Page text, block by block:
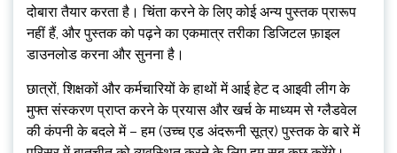
दोबारा तैयार करता है। चिंता करने के लिए कोई अन्य पुस्तक प्रारूप
नहीं हैं, और पुस्तक को पढ़ने का एकमात्र तरीका डिजिटल फ़ाइल
डाउनलोड करना और सुनना है।
छात्रों, शिक्षकों और कर्मचारियों के हाथों में आई हेट द आइवी लीग के
मुफ्त संस्करण प्राप्त करने के प्रयास और खर्च के माध्यम से ग्लैडवेल
की कंपनी के बदले में – हम (उच्च एड अंदरूनी सूत्र) पुस्तक के बारे में